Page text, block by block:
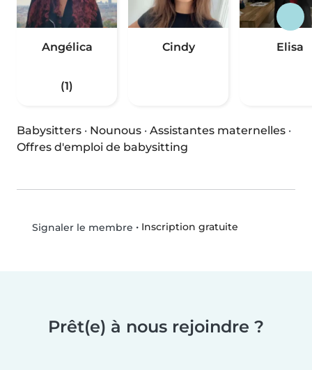
Angélica
(1)
Cindy Elisa
Babysitters · Nounous · Assistantes maternelles ·
Offres d'emploi de babysitting
Signaler le membre • Inscription gratuite
Prêt(e) à nous rejoindre ?